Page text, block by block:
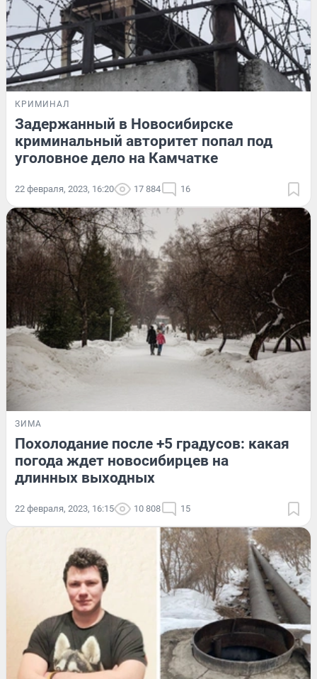
КРИМИНАЛ
Задержанный в Новосибирске
криминальный авторитет попал под
уголовное дело на Камчатке
22 февраля, 2023, 16:20 17 884 16
ЗИМА
Похолодание после +5 градусов: какая
погода ждет новосибирцев на
длинных выходных
22 февраля, 2023, 16:15 10 808 15